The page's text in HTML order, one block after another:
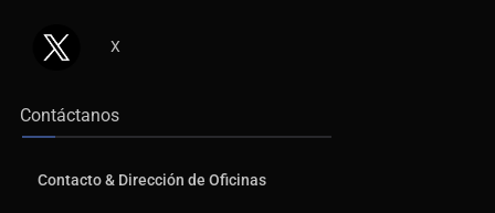
X
Contáctanos
Contacto & Dirección de Oficinas